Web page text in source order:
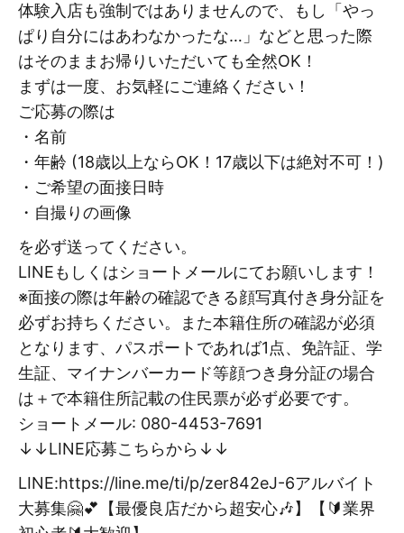
体験入店も強制ではありませんので、もし「やっ
ぱり自分にはあわなかったな…」などと思った際
はそのままお帰りいただいても全然OK！
まずは一度、お気軽にご連絡ください！
ご応募の際は
・名前
・年齢 (18歳以上ならOK！17歳以下は絶対不可！)
・ご希望の面接日時
・自撮りの画像
を必ず送ってください。
LINEもしくはショートメールにてお願いします！
※面接の際は年齢の確認できる顔写真付き身分証を
必ずお持ちください。また本籍住所の確認が必須
となります、パスポートであれば1点、免許証、学
生証、マイナンバーカード等顔つき身分証の場合
は＋で本籍住所記載の住民票が必ず必要です。
ショートメール: 080-4453-7691
↓↓LINE応募こちらから↓↓
LINE:https://line.me/ti/p/zer842eJ-6アルバイト
大募集🤗💕【最優良店だから超安心🎶】【🔰業界